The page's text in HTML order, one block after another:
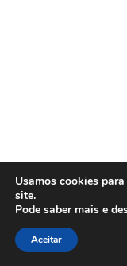
Usamos cookies
site.
Pode saber mais e
Aceitar